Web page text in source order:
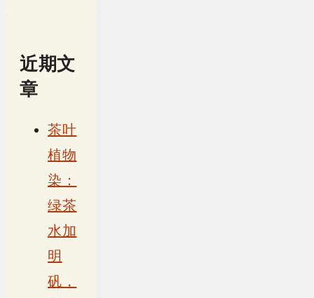
近期文
章
茶叶
植物
染：
绿茶
水加
明
矾，